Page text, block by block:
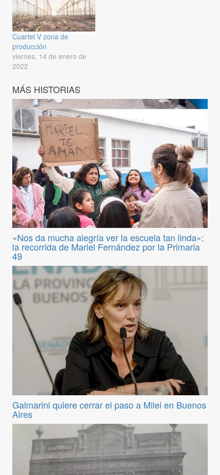
Cuartel V zona de
producción
viernes, 14 de enero de
2022
MÁS HISTORIAS
«Nos da mucha alegría ver la escuela tan linda»:
la recorrida de Mariel Fernández por la Primaria
49
Galmarini quiere cerrar el paso a Milei en Buenos
Aires